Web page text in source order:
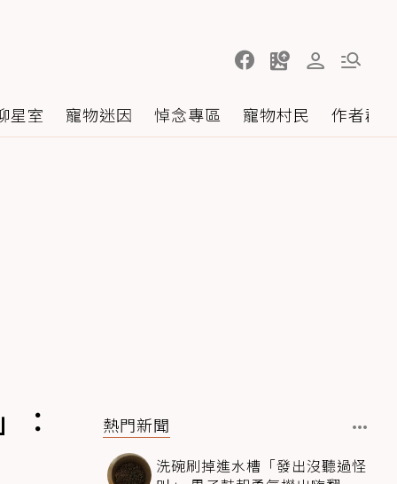
星室 寵物迷因 悼念專區 寵物村民 作者群
： 熱門新聞
洗碗刷掉進水槽「發出沒聽過怪